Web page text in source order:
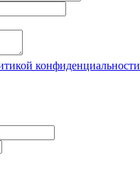
конфиденциальности